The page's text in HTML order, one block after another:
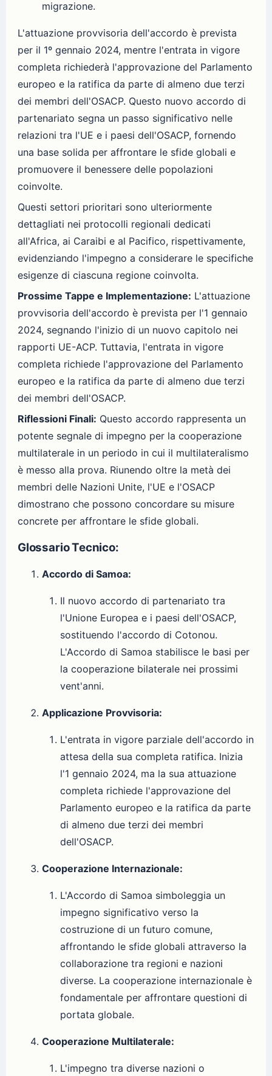
migrazione.
L'attuazione provvisoria dell'accordo è prevista
per il 1º gennaio 2024, mentre l'entrata in vigore
completa richiederà l'approvazione del Parlamento
europeo e la ratifica da parte di almeno due terzi
dei membri dell'OSACP. Questo nuovo accordo di
partenariato segna un passo significativo nelle
relazioni tra l'UE e i paesi dell'OSACP, fornendo
una base solida per affrontare le sfide globali e
promuovere il benessere delle popolazioni
coinvolte.
Questi settori prioritari sono ulteriormente
dettagliati nei protocolli regionali dedicati
all'Africa, ai Caraibi e al Pacifico, rispettivamente,
evidenziando l'impegno a considerare le specifiche
esigenze di ciascuna regione coinvolta.
Prossime Tappe e Implementazione: L'attuazione
provvisoria dell'accordo è prevista per l'1 gennaio
2024, segnando l'inizio di un nuovo capitolo nei
rapporti UE-ACP. Tuttavia, l'entrata in vigore
completa richiede l'approvazione del Parlamento
europeo e la ratifica da parte di almeno due terzi
dei membri dell'OSACP.
Riflessioni Finali: Questo accordo rappresenta un
potente segnale di impegno per la cooperazione
multilaterale in un periodo in cui il multilateralismo
è messo alla prova. Riunendo oltre la metà dei
membri delle Nazioni Unite, l'UE e l'OSACP
dimostrano che possono concordare su misure
concrete per affrontare le sfide globali.
Glossario Tecnico:
Accordo di Samoa:
Il nuovo accordo di partenariato tra
l'Unione Europea e i paesi dell'OSACP,
sostituendo l'accordo di Cotonou.
L'Accordo di Samoa stabilisce le basi per
la cooperazione bilaterale nei prossimi
vent'anni.
Applicazione Provvisoria:
L'entrata in vigore parziale dell'accordo in
attesa della sua completa ratifica. Inizia
l'1 gennaio 2024, ma la sua attuazione
completa richiede l'approvazione del
Parlamento europeo e la ratifica da parte
di almeno due terzi dei membri
dell'OSACP.
Cooperazione Internazionale:
L'Accordo di Samoa simboleggia un
impegno significativo verso la
costruzione di un futuro comune,
affrontando le sfide globali attraverso la
collaborazione tra regioni e nazioni
diverse. La cooperazione internazionale è
fondamentale per affrontare questioni di
portata globale.
Cooperazione Multilaterale:
L'impegno tra diverse nazioni o